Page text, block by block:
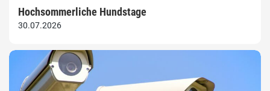
Hochsommerliche Hundstage
30.07.2026